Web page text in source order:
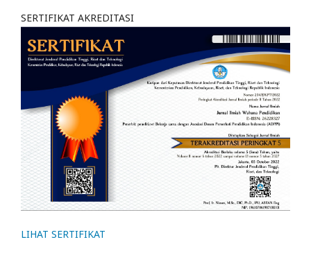
SERTIFIKAT AKREDITASI
LIHAT SERTIFIKAT